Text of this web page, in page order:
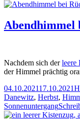
Abendhimmel
Nachdem sich derleere
der Himmel prächtig
Veröffentlicht
am
04.10.202117.10.2021
Danewitz, Herbst,
Sonnenuntergang